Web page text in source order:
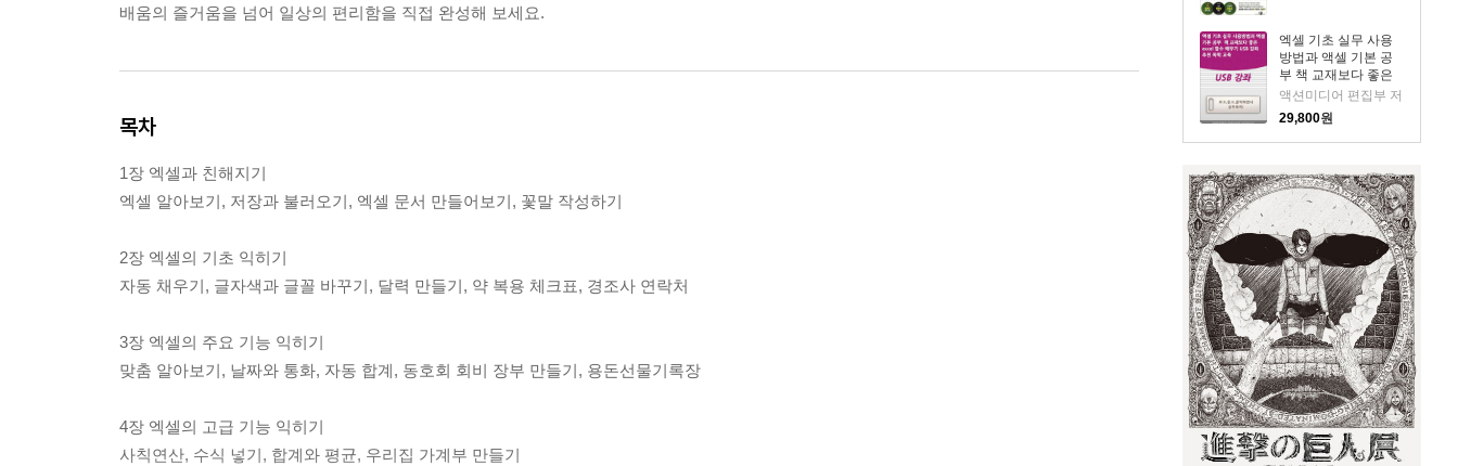
엑셀 기초 실무 사용
방법과 액셀 기본 공
부 책 교재보다 좋은
excel 함수 배우기
USB 강좌 추천 독학
교육
액션미디어 편집부 저
29,800원
배움의 즐거움을 넘어 일상의 편리함을 직접 완성해 보세요.
목차
1장 엑셀과 친해지기
엑셀 알아보기, 저장과 불러오기, 엑셀 문서 만들어보기, 꽃말 작성하기
2장 엑셀의 기초 익히기
자동 채우기, 글자색과 글꼴 바꾸기, 달력 만들기, 약 복용 체크표, 경조사 연락처
3장 엑셀의 주요 기능 익히기
맞춤 알아보기, 날짜와 통화, 자동 합계, 동호회 회비 장부 만들기, 용돈선물기록장
4장 엑셀의 고급 기능 익히기
사칙연산, 수식 넣기, 합계와 평균, 우리집 가계부 만들기